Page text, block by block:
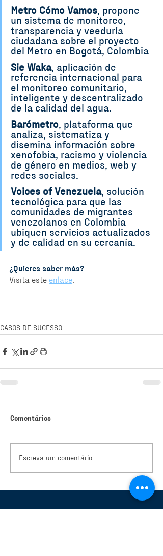
Metro Cómo Vamos, propone
un sistema de monitoreo,
transparencia y veeduría
ciudadana sobre el proyecto
del Metro en Bogotá, Colombia
Sie Waka, aplicación de
referencia internacional para
el monitoreo comunitario,
inteligente y descentralizado
de la calidad del agua.
Barómetro, plataforma que
analiza, sistematiza y
disemina información sobre
xenofobia, racismo y violencia
de género en medios, web y
redes sociales.
Voices of Venezuela, solución
tecnológica para que las
comunidades de migrantes
venezolanos en Colombia
ubiquen servicios actualizados
y de calidad en su cercanía.
¿Quieres saber más?
Visita este enlace.
CASOS DE SUCESSO
Comentários
Escreva um comentário